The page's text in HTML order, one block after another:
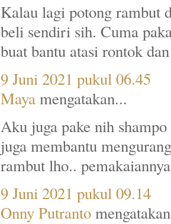
Kalau lagi potong rambut
beli sendiri sih. Cuma
buat bantu atasi rontok
9 Juni 2021 pukul 06.45
Mayamengatakan...
Aku juga pake nih
juga membantu
rambut lho..
9 Juni 2021 pukul 09.14
Onny Putranto